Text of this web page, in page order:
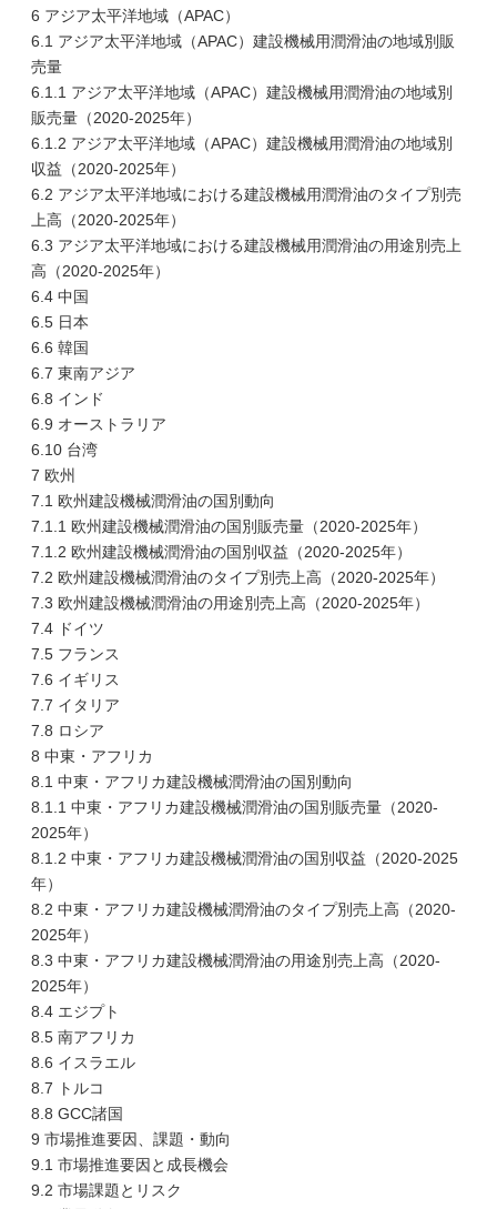
6 アジア太平洋地域（APAC）
6.1 アジア太平洋地域（APAC）建設機械用潤滑油の地域別販
売量
6.1.1 アジア太平洋地域（APAC）建設機械用潤滑油の地域別
販売量（2020-2025年）
6.1.2 アジア太平洋地域（APAC）建設機械用潤滑油の地域別
収益（2020-2025年）
6.2 アジア太平洋地域における建設機械用潤滑油のタイプ別売
上高（2020-2025年）
6.3 アジア太平洋地域における建設機械用潤滑油の用途別売上
高（2020-2025年）
6.4 中国
6.5 日本
6.6 韓国
6.7 東南アジア
6.8 インド
6.9 オーストラリア
6.10 台湾
7 欧州
7.1 欧州建設機械潤滑油の国別動向
7.1.1 欧州建設機械潤滑油の国別販売量（2020-2025年）
7.1.2 欧州建設機械潤滑油の国別収益（2020-2025年）
7.2 欧州建設機械潤滑油のタイプ別売上高（2020-2025年）
7.3 欧州建設機械潤滑油の用途別売上高（2020-2025年）
7.4 ドイツ
7.5 フランス
7.6 イギリス
7.7 イタリア
7.8 ロシア
8 中東・アフリカ
8.1 中東・アフリカ建設機械潤滑油の国別動向
8.1.1 中東・アフリカ建設機械潤滑油の国別販売量（2020-
2025年）
8.1.2 中東・アフリカ建設機械潤滑油の国別収益（2020-2025
年）
8.2 中東・アフリカ建設機械潤滑油のタイプ別売上高（2020-
2025年）
8.3 中東・アフリカ建設機械潤滑油の用途別売上高（2020-
2025年）
8.4 エジプト
8.5 南アフリカ
8.6 イスラエル
8.7 トルコ
8.8 GCC諸国
9 市場推進要因、課題・動向
9.1 市場推進要因と成長機会
9.2 市場課題とリスク